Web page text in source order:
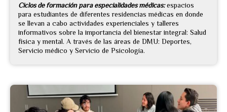
Ciclos de formación para especialidades médicas:espacios
para estudiantes de diferentes residencias médicas en donde
se llevan a cabo actividades experienciales y talleres
informativos sobre la importancia del bienestar integral: Salud
física y mental. A través de las áreas de DMU: Deportes,
Servicio médico y Servicio de Psicología.